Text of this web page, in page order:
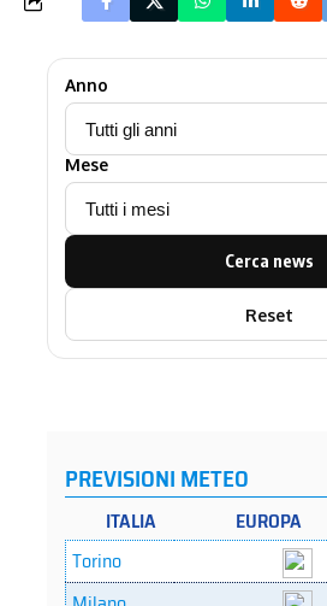
Anno
Mese
Cerca news
Reset